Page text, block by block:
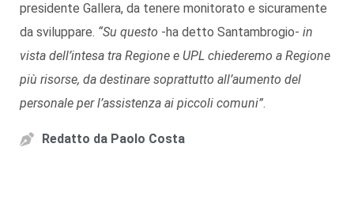
presidente Gallera, da tenere monitorato e sicuramente
da sviluppare. “Su questo -ha detto Santambrogio- in
vista dell’intesa tra Regione e UPL chiederemo a Regione
più risorse, da destinare soprattutto all’aumento del
personale per l’assistenza ai piccoli comuni”.
Redatto da Paolo Costa